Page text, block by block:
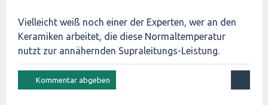
Vielleicht weiß noch einer der Experten, wer an den
Keramiken arbeitet, die diese Normaltemperatur
nutzt zur annähernden Supraleitungs-Leistung.